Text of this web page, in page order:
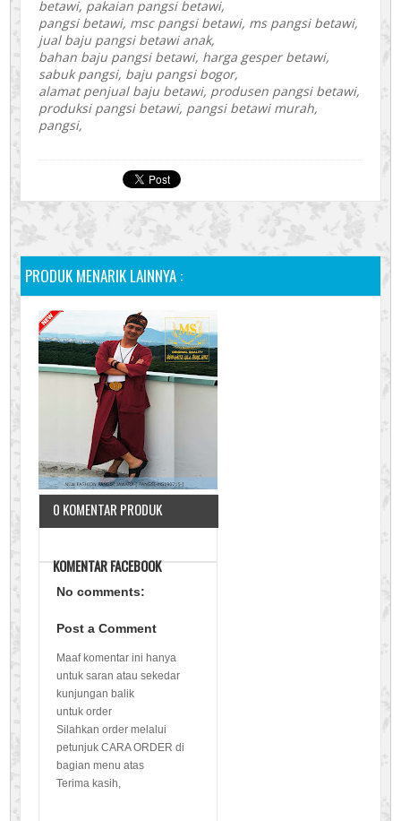
betawi, pakaian pangsi betawi,
pangsi betawi, msc pangsi betawi, ms pangsi betawi,
jual baju pangsi betawi anak,
bahan baju pangsi betawi, harga gesper betawi,
sabuk pangsi, baju pangsi bogor,
alamat penjual baju betawi, produsen pangsi betawi,
produksi pangsi betawi, pangsi betawi murah,
pangsi,
PRODUK MENARIK LAINNYA :
0 KOMENTAR PRODUK
KOMENTAR FACEBOOK
No comments:
Post a Comment
Maaf komentar ini hanya
untuk saran atau sekedar
kunjungan balik
untuk order
Silahkan order melalui
petunjuk CARA ORDER di
bagian menu atas
Terima kasih,